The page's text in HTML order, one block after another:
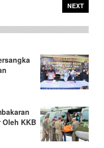
NEXT
KKB